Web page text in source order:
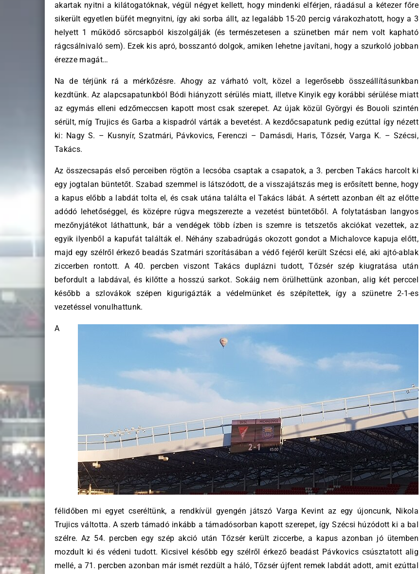
akartak nyitni a kilátogatóknak, végül négyet kellett, hogy mindenki elférjen, ráadásul a kétezer főre
sikerült egyetlen büfét megnyitni, így aki sorba állt, az legalább 15-20 percig várakozhatott, hogy a 3
helyett 1 működő sörcsapból kiszolgálják (és természetesen a szünetben már nem volt kapható
rágcsálnivaló sem). Ezek kis apró, bosszantó dolgok, amiken lehetne javítani, hogy a szurkoló jobban
érezze magát…
Na de térjünk rá a mérkőzésre. Ahogy az várható volt, közel a legerősebb összeállításunkban
kezdtünk. Az alapcsapatunkból Bódi hiányzott sérülés miatt, illetve Kinyik egy korábbi sérülése miatt
az egymás elleni edzőmeccsen kapott most csak szerepet. Az újak közül Györgyi és Bouoli szintén
sérült, míg Trujics és Garba a kispadról várták a bevetést. A kezdőcsapatunk pedig ezúttal így nézett
ki: Nagy S. – Kusnyír, Szatmári, Pávkovics, Ferenczi – Damásdi, Haris, Tőzsér, Varga K. – Szécsi,
Takács.
Az összecsapás első perceiben rögtön a lecsóba csaptak a csapatok, a 3. percben Takács harcolt ki
egy jogtalan büntetőt. Szabad szemmel is látszódott, de a visszajátszás meg is erősített benne, hogy
a kapus előbb a labdát tolta el, és csak utána találta el Takács lábát. A sértett azonban élt az előtte
adódó lehetőséggel, és középre rúgva megszerezte a vezetést büntetőből. A folytatásban langyos
mezőnyjátékot láthattunk, bár a vendégek több ízben is szemre is tetszetős akciókat vezettek, az
egyik ilyenből a kapufát találták el. Néhány szabadrúgás okozott gondot a Michalovce kapuja előtt,
majd egy szélről érkező beadás Szatmári szorításában a védő fejéről került Szécsi elé, aki ajtó-ablak
ziccerben rontott. A 40. percben viszont Takács duplázni tudott, Tőzsér szép kiugratása után
befordult a labdával, és kilőtte a hosszú sarkot. Sokáig nem örülhettünk azonban, alig két perccel
később a szlovákok szépen kigurigázták a védelmünket és szépítettek, így a szünetre 2-1-es
vezetéssel vonulhattunk.
A
félidőben mi egyet cseréltünk, a rendkívül gyengén játszó Varga Kevint az egy újoncunk, Nikola
Trujics váltotta. A szerb támadó inkább a támadósorban kapott szerepet, így Szécsi húzódott ki a bal
szélre. Az 54. percben egy szép akció után Tőzsér került ziccerbe, a kapus azonban jó ütemben
mozdult ki és védeni tudott. Kicsivel később egy szélről érkező beadást Pávkovics csúsztatott alig
mellé, a 71. percben azonban már ismét rezdült a háló, Tőzsér újfent remek labdát adott, amit ezúttal